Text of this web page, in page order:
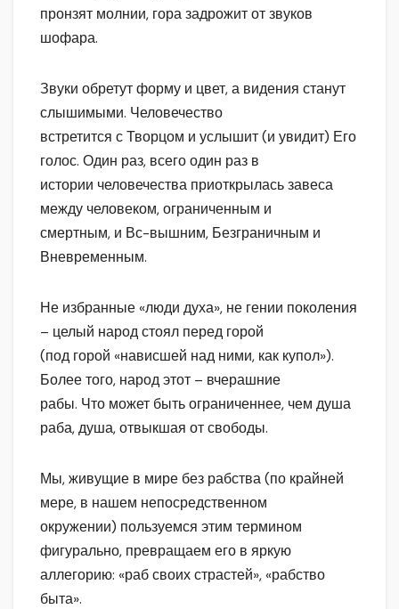
пронзят молнии, гора задрожит от звуков
шофара.
Звуки обретут форму и цвет, а видения станут
слышимыми. Человечество
встретится с Творцом и услышит (и увидит) Его
голос. Один раз, всего один раз в
истории человечества приоткрылась завеса
между человеком, ограниченным и
смертным, и Вс-вышним, Безграничным и
Вневременным.
Не избранные «люди духа», не гении поколения
– целый народ стоял перед горой
(под горой «нависшей над ними, как купол»).
Более того, народ этот – вчерашние
рабы. Что может быть ограниченнее, чем душа
раба, душа, отвыкшая от свободы.
Мы, живущие в мире без рабства (по крайней
мере, в нашем непосредственном
окружении) пользуемся этим термином
фигурально, превращаем его в яркую
аллегорию: «раб своих страстей», «рабство
быта».